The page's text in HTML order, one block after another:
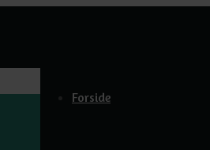
Forside